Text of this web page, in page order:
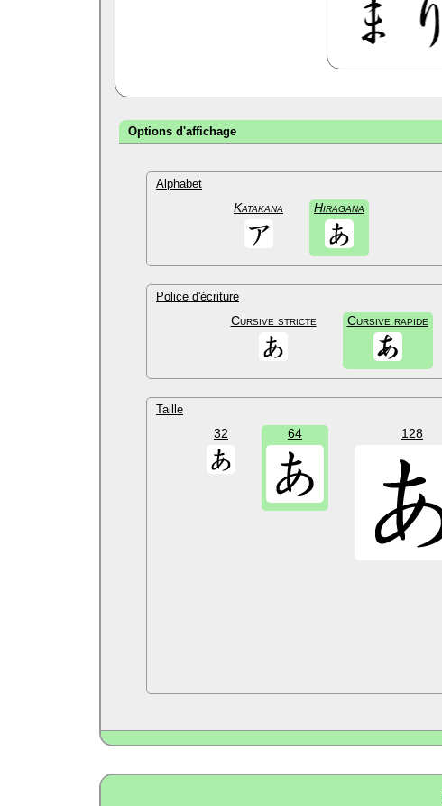
Options d'affichage
Alphabet
Katakana Hiragana
Police d'écriture
Cursive stricte Cursive rapide
Taille
32 64 128